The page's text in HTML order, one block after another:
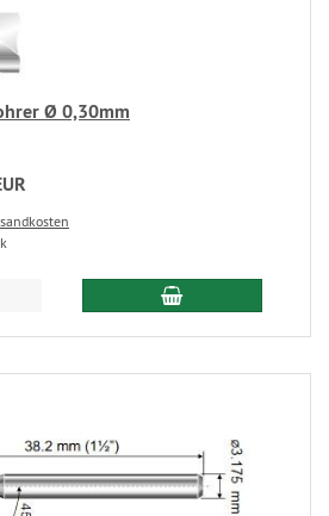
Ø 0,30mm